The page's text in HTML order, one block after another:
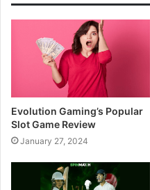
Evolution Gaming’s Popular
Slot Game Review
January 27, 2024